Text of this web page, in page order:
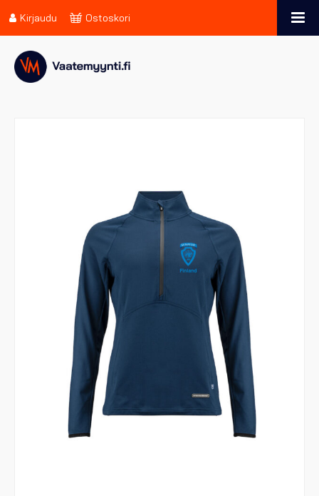
Kirjaudu Ostoskori